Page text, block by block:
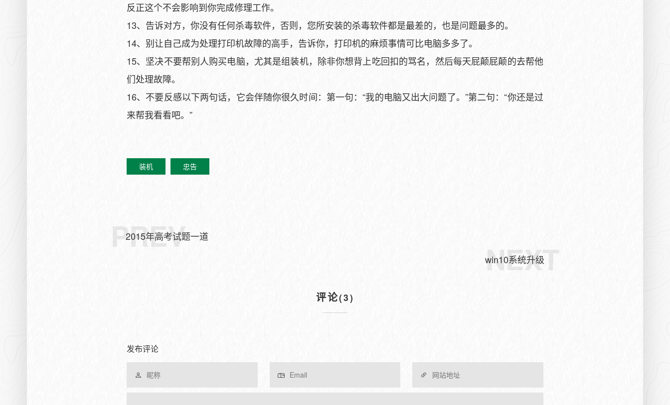
反正这个不会影响到你完成修理工作。
13、告诉对方，你没有任何杀毒软件，否则，您所安装的杀毒软件都是最差的，也是问题最多的。
14、别让自己成为处理打印机故障的高手，告诉你，打印机的麻烦事情可比电脑多多了。
15、坚决不要帮别人购买电脑，尤其是组装机，除非你想背上吃回扣的骂名，然后每天屁颠屁颠的去帮他
们处理故障。
16、不要反感以下两句话，它会伴随你很久时间：第一句：“我的电脑又出大问题了。”第二句：“你还是过
来帮我看看吧。”
装机 忠告
PREV
2015年高考试题一道
NEXT
win10系统升级
评论(3)
发布评论